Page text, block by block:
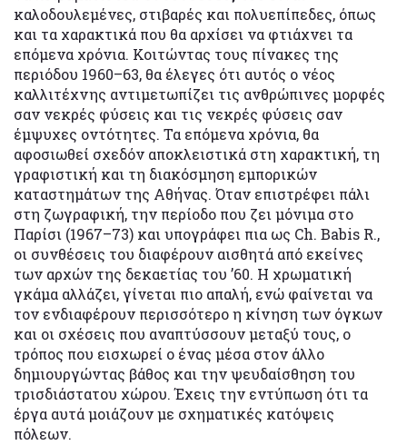
καλοδουλεμένες, στιβαρές και πολυεπίπεδες, όπως
και τα χαρακτικά που θα αρχίσει να φτιάχνει τα
επόμενα χρόνια. Κοιτώντας τους πίνακες της
περιόδου 1960–63, θα έλεγες ότι αυτός ο νέος
καλλιτέχνης αντιμετωπίζει τις ανθρώπινες μορφές
σαν νεκρές φύσεις και τις νεκρές φύσεις σαν
έμψυχες οντότητες. Τα επόμενα χρόνια, θα
αφοσιωθεί σχεδόν αποκλειστικά στη χαρακτική, τη
γραφιστική και τη διακόσμηση εμπορικών
καταστημάτων της Αθήνας. Όταν επιστρέφει πάλι
στη ζωγραφική, την περίοδο που ζει μόνιμα στο
Παρίσι (1967–73) και υπογράφει πια ως Ch. Babis R.,
οι συνθέσεις του διαφέρουν αισθητά από εκείνες
των αρχών της δεκαετίας του ’60. Η χρωματική
γκάμα αλλάζει, γίνεται πιο απαλή, ενώ φαίνεται να
τον ενδιαφέρουν περισσότερο η κίνηση των όγκων
και οι σχέσεις που αναπτύσσουν μεταξύ τους, ο
τρόπος που εισχωρεί ο ένας μέσα στον άλλο
δημιουργώντας βάθος και την ψευδαίσθηση του
τρισδιάστατου χώρου. Έχεις την εντύπωση ότι τα
έργα αυτά μοιάζουν με σχηματικές κατόψεις
πόλεων.